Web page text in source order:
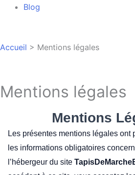
Blog
Accueil > Mentions légales
Mentions légales
Mentions
Les présentes mentions légales ont
les informations obligatoires
l’hébergeur du site